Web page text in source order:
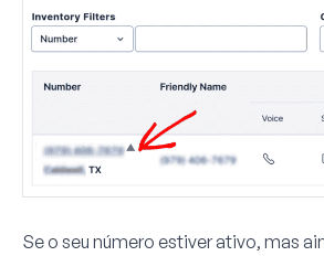
Se o seu número estiver ativo, mas